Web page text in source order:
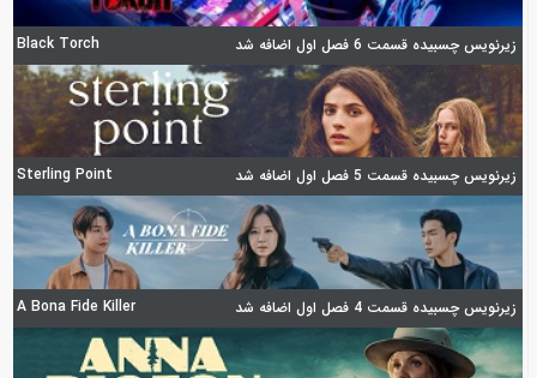
زیرنویس چسبیده قسمت 6 فصل اول اضافه شد Black Torch
زیرنویس چسبیده قسمت 5 فصل اول اضافه شد Sterling Point
زیرنویس چسبیده قسمت 4 فصل اول اضافه شد A Bona Fide Killer